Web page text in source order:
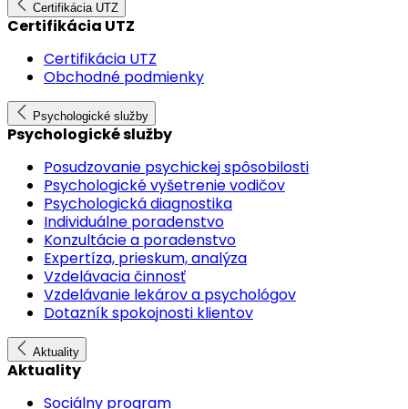
Certifikácia UTZ
Certifikácia UTZ
Certifikácia UTZ
Obchodné podmienky
Psychologické služby
Psychologické služby
Posudzovanie psychickej spôsobilosti
Psychologické vyšetrenie vodičov
Psychologická diagnostika
Individuálne poradenstvo
Konzultácie a poradenstvo
Expertíza, prieskum, analýza
Vzdelávacia činnosť
Vzdelávanie lekárov a psychológov
Dotazník spokojnosti klientov
Aktuality
Aktuality
Sociálny program